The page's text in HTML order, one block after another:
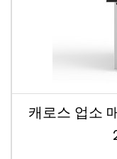
캐로스 업소